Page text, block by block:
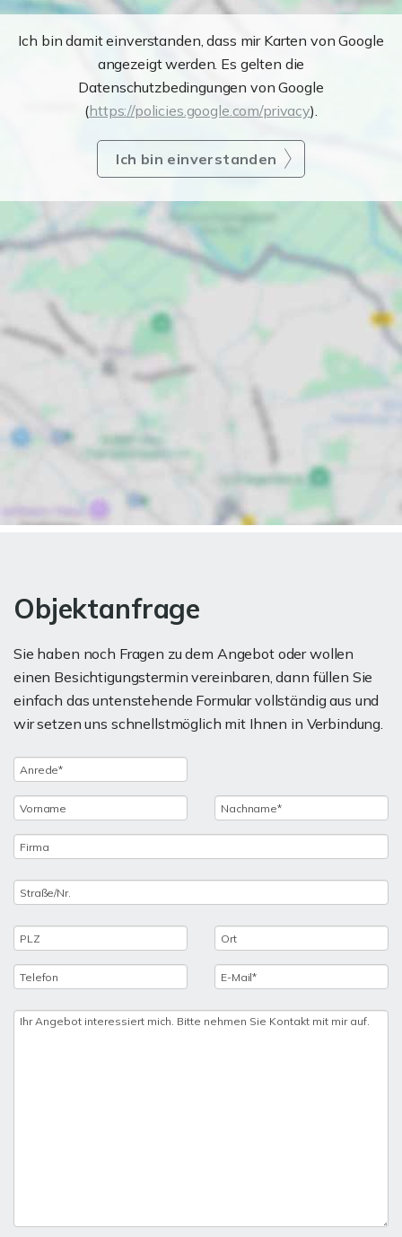
Ich bin damit einverstanden, dass mir Karten von Google
angezeigt werden. Es gelten die
Datenschutzbedingungen von Google
(https://policies.google.com/privacy).
Ich bin einverstanden
Objektanfrage
Sie haben noch Fragen zu dem Angebot oder wollen
einen Besichtigungstermin vereinbaren, dann füllen Sie
einfach das untenstehende Formular vollständig aus und
wir setzen uns schnellstmöglich mit Ihnen in Verbindung.